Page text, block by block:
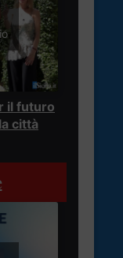
il futuro
città